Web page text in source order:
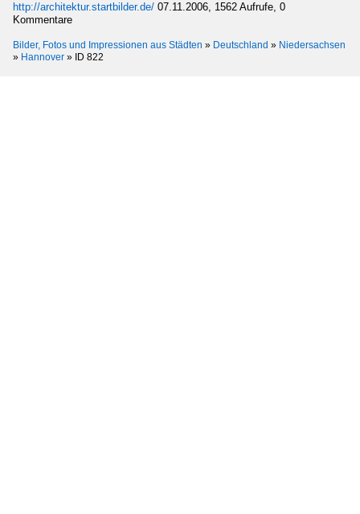
http://architektur.startbilder.de/ 07.11.2006, 1562 Aufrufe, 0
Kommentare
Bilder, Fotos und Impressionen aus Städten » Deutschland » Niedersachsen
» Hannover » ID 822